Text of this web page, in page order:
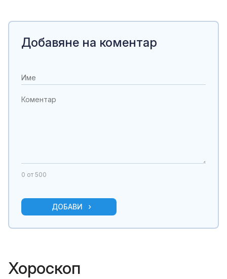
Добавяне на коментар
0 от 500
ДОБАВИ
Хороскоп